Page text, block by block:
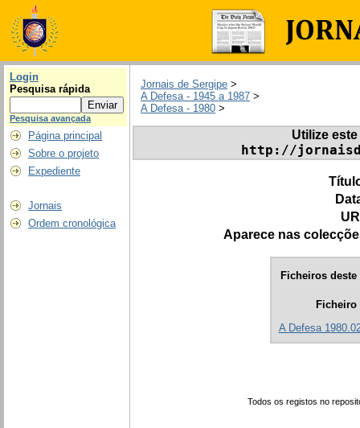
Login
Pesquisa rápida
Pesquisa avançada
Página principal
Sobre o projeto
Expediente
Jornais
Ordem cronológica
Jornais de Sergipe >
A Defesa - 1945 a 1987 >
A Defesa - 1980 >
Utilize
http://
Aparece nas
Ficheiros
Ficheiro
A Defesa
Todos os registos no